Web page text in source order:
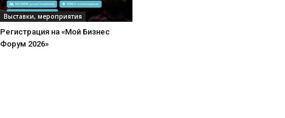
Выставки, мероприятия
Регистрация на «Мой Бизнес
Форум 2026»